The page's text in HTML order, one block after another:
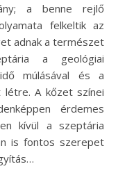
a benne rejlő
felkeltik az
adnak a természet
a geológiai
múlásával és a
létre. A kőzet színei
érdemes
kívül a szeptária
is fontos szerepet